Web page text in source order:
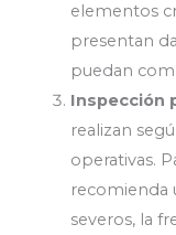
elementos
presentan
puedan
Inspección
realizan
operativas.
recomienda
severos, la